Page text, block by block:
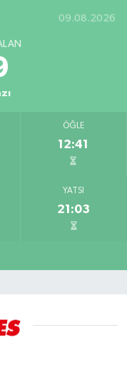
09.08.2026
ÖĞLE
12:41
YATSI
21:03